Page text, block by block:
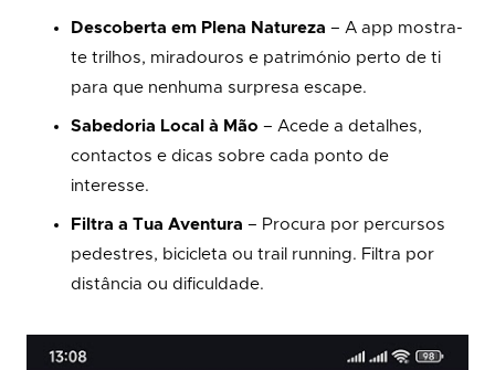
Descoberta em Plena Natureza – A app mostra-
te trilhos, miradouros e património perto de ti
para que nenhuma surpresa escape.
Sabedoria Local à Mão – Acede a detalhes,
contactos e dicas sobre cada ponto de
interesse.
Filtra a Tua Aventura – Procura por percursos
pedestres, bicicleta ou trail running. Filtra por
distância ou dificuldade.